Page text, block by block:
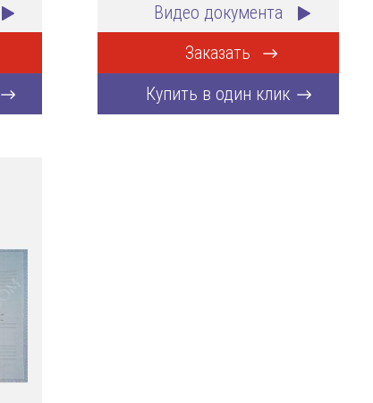
Видео документа
Заказать
Купить в один клик